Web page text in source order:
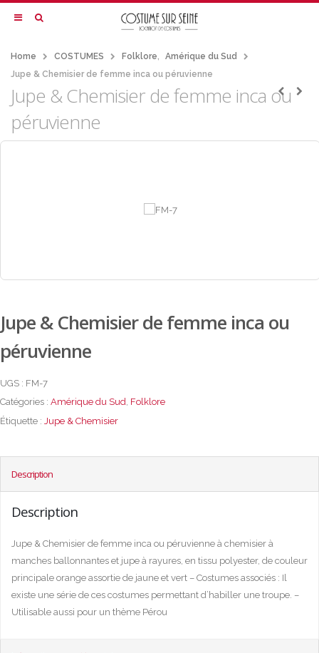
Home COSTUMES Folklore,
Amérique du Sud
Jupe & Chemisier de femme inca ou péruvienne
Jupe & Chemisier de femme inca ou
péruvienne
Jupe & Chemisier de femme inca ou
péruvienne
UGS : FM-7
Catégories : Amérique du Sud, Folklore
Étiquette : Jupe & Chemisier
Description
Description
Jupe & Chemisier de femme inca ou péruvienne à chemisier à
manches ballonnantes et jupe à rayures, en tissu polyester, de couleur
principale orange assortie de jaune et vert – Costumes associés : Il
existe une série de ces costumes permettant d’habiller une troupe. –
Utilisable aussi pour un thème Pérou